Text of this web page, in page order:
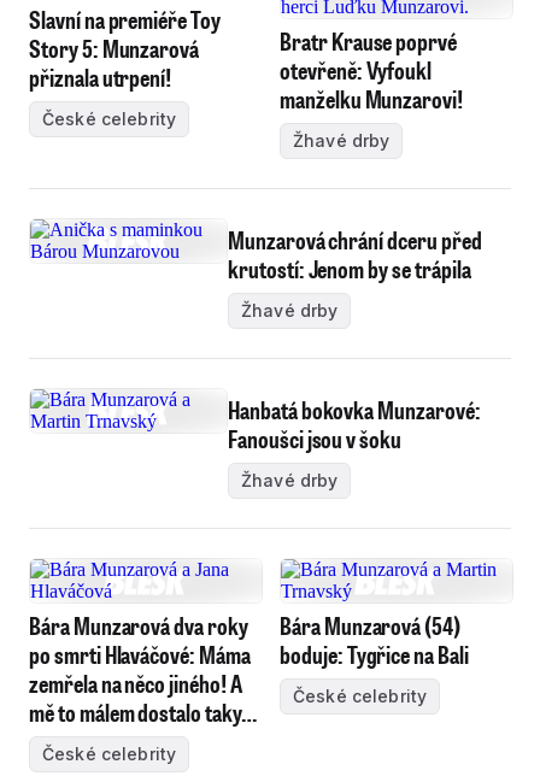
Slavní na premiéře Toy
Story 5: Munzarová
přiznala utrpení!
České celebrity
Bratr Krause poprvé
otevřeně: Vyfoukl
manželku Munzarovi!
Žhavé drby
Munzarová chrání dceru před
krutostí: Jenom by se trápila
Žhavé drby
Hanbatá bokovka Munzarové:
Fanoušci jsou v šoku
Žhavé drby
Bára Munzarová dva roky
po smrti Hlaváčové: Máma
zemřela na něco jiného! A
mě to málem dostalo taky…
České celebrity
Bára Munzarová (54)
boduje: Tygřice na Bali
České celebrity